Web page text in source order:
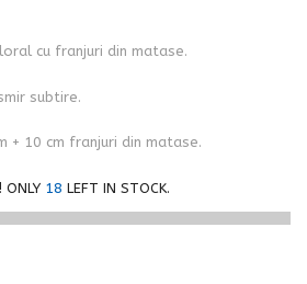
cu franjuri din matase.
subtire.
+ 10 cm franjuri din matase.
ONLY 18 LEFT IN STOCK.